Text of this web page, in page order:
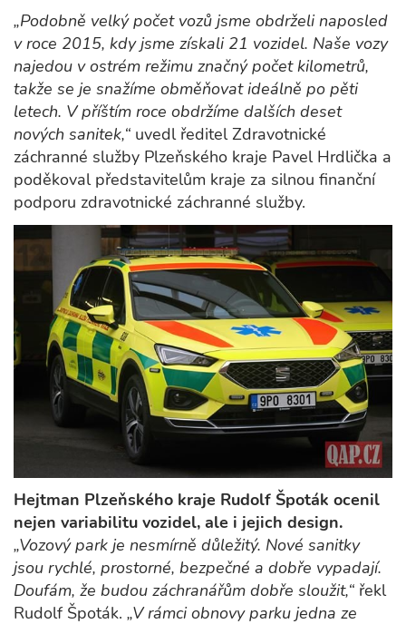
„Podobně velký počet vozů jsme obdrželi naposled
v roce 2015, kdy jsme získali 21 vozidel. Naše vozy
najedou v ostrém režimu značný počet kilometrů,
takže se je snažíme obměňovat ideálně po pěti
letech. V příštím roce obdržíme dalších deset
nových sanitek,“ uvedl ředitel Zdravotnické
záchranné služby Plzeňského kraje Pavel Hrdlička a
poděkoval představitelům kraje za silnou finanční
podporu zdravotnické záchranné služby.
Hejtman Plzeňského kraje Rudolf Špoták ocenil
nejen variabilitu vozidel, ale i jejich design.
„Vozový park je nesmírně důležitý. Nové sanitky
jsou rychlé, prostorné, bezpečné a dobře vypadají.
Doufám, že budou záchranářům dobře sloužit,“ řekl
Rudolf Špoták. „V rámci obnovy parku jedna ze